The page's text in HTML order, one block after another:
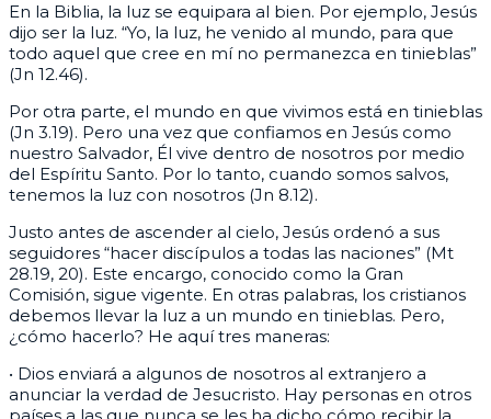
En la Biblia, la luz se equipara al bien. Por ejemplo, Jesús
dijo ser la luz. “Yo, la luz, he venido al mundo, para que
todo aquel que cree en mí no permanezca en tinieblas”
(Jn 12.46).
Por otra parte, el mundo en que vivimos está en tinieblas
(Jn 3.19). Pero una vez que confiamos en Jesús como
nuestro Salvador, Él vive dentro de nosotros por medio
del Espíritu Santo. Por lo tanto, cuando somos salvos,
tenemos la luz con nosotros (Jn 8.12).
Justo antes de ascender al cielo, Jesús ordenó a sus
seguidores “hacer discípulos a todas las naciones” (Mt
28.19, 20). Este encargo, conocido como la Gran
Comisión, sigue vigente. En otras palabras, los cristianos
debemos llevar la luz a un mundo en tinieblas. Pero,
¿cómo hacerlo? He aquí tres maneras:
• Dios enviará a algunos de nosotros al extranjero a
anunciar la verdad de Jesucristo. Hay personas en otros